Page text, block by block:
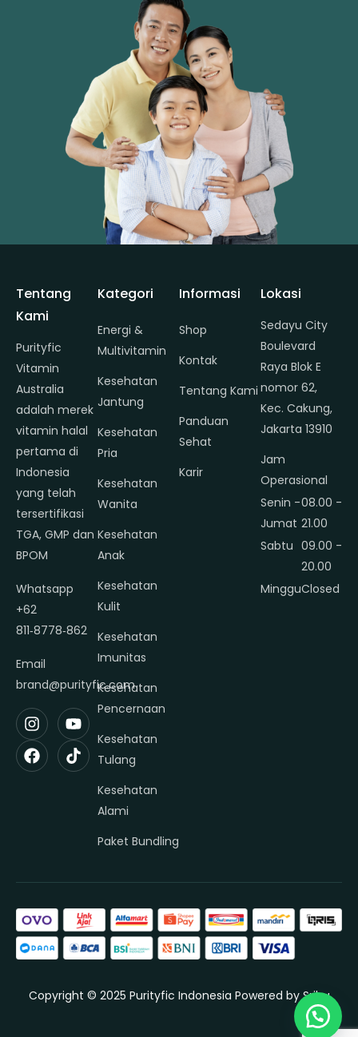
Tentang
Kami
Purityfic
Vitamin
Australia
adalah merek
vitamin halal
pertama di
Indonesia
yang telah
tersertifikasi
TGA, GMP dan
BPOM
Whatsapp
+62
811‑8778‑862
Email
brand@purityfic.com
Kategori
Energi &
Multivitamin
Kesehatan
Jantung
Kesehatan
Pria
Kesehatan
Wanita
Kesehatan
Anak
Kesehatan
Kulit
Kesehatan
Imunitas
Kesehatan
Pencernaan
Kesehatan
Tulang
Kesehatan
Alami
Paket Bundling
Informasi
Shop
Kontak
Tentang Kami
Panduan
Sehat
Karir
Lokasi
Sedayu City
Boulevard
Raya Blok E
nomor 62,
Kec. Cakung,
Jakarta 13910
Jam
Operasional
Senin -
Jumat
08.00 -
21.00
Sabtu 09.00 -
20.00
MingguClosed
Copyright © 2025 Purityfic Indonesia Powered bySribu